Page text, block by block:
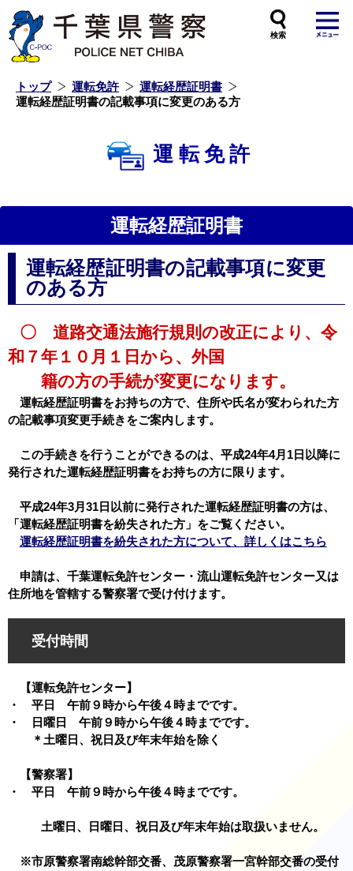
トップ 運転免許
運転経歴証明書
運転経歴証明書の記載事項に変更のある方
運転免許
運転経歴証明書
運転経歴証明書の記載事項に変更
のある方
〇 道路交通法施行規則の改正により、令
和７年１０月１日から、外国
籍の方の手続が変更になります。
運転経歴証明書をお持ちの方で、住所や氏名が変わられた方
の記載事項変更手続きをご案内します。
この手続きを行うことができるのは、平成24年4月1日以降に
発行された運転経歴証明書をお持ちの方に限ります。
平成24年3月31日以前に発行された運転経歴証明書の方は、
「運転経歴証明書を紛失された方」をご覧ください。
運転経歴証明書を紛失された方について、詳しくはこちら
申請は、千葉運転免許センター・流山運転免許センター又は
住所地を管轄する警察署で受け付けます。
受付時間
【運転免許センター】
・ 平日 午前９時から午後４時までです。
・ 日曜日 午前９時から午後４時までです。
＊土曜日、祝日及び年末年始を除く
【警察署】
・ 平日 午前９時から午後４時までです。
土曜日、日曜日、祝日及び年末年始は取扱いません。
※市原警察署南総幹部交番、茂原警察署一宮幹部交番の受付